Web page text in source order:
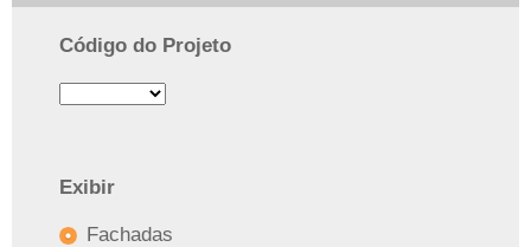
Código do Projeto
Exibir
Fachadas